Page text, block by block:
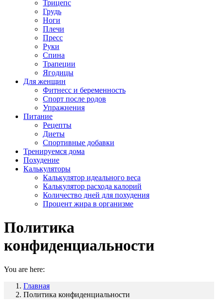
Трицепс
Грудь
Ноги
Плечи
Пресс
Руки
Спина
Трапеции
Ягодицы
Для женщин
Фитнесс и беременность
Спорт после родов
Упражнения
Питание
Рецепты
Диеты
Спортивные добавки
Тренируемся дома
Похудение
Калькуляторы
Калькулятор идеального веса
Калькулятор расхода калорий
Количество дней для похудения
Процент жира в организме
Политика
конфиденциальности
You are here:
Главная
Политика конфиденциальности